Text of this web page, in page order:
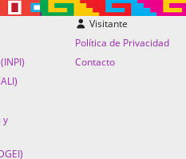
y
Visitante
Política de Privacidad
Contacto